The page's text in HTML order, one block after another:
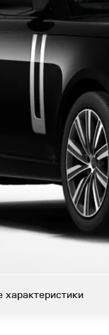
характеристики